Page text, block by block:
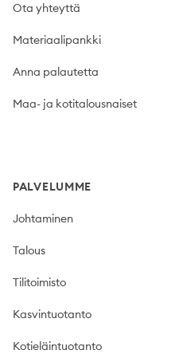
Ota yhteyttä
Materiaalipankki
Anna palautetta
Maa- ja kotitalousnaiset
PALVELUMME
Johtaminen
Talous
Tilitoimisto
Kasvintuotanto
Kotieläintuotanto